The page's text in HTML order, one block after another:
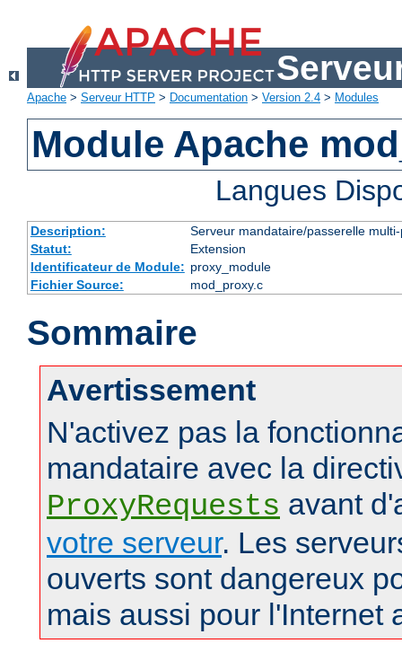
Apache > Serveur HTTP > Documentation > Version 2.4 > Modules
Module Apache
Langues
Description:
Serveur mandataire/passerelle
Statut:
Extension
Identificateur de Module: proxy_module
Fichier Source:
mod_proxy.c
Sommaire
Avertissement
N'activez pas la
mandataire avec la
ProxyRequests avant
votre serveur. Les
ouverts sont dangereux
mais aussi pour l'Internet